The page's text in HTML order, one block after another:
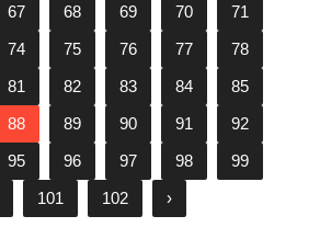
67 68 69 70
71
74 75 76 77
78
81 82 83 84
85
88 89 90 91
92
95 96 97 98
99
101 102 ›